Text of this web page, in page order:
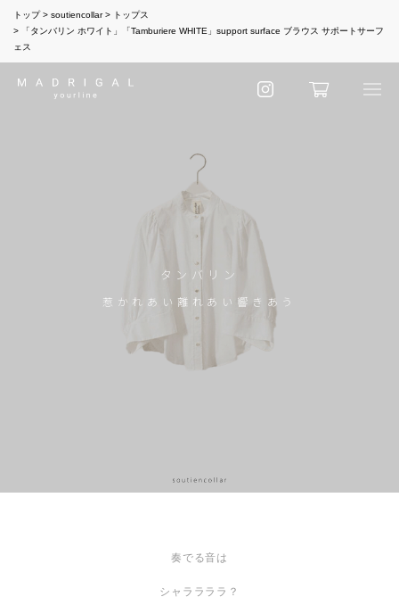
トップ soutiencollar
トップス
「タンバリン ホワイト」「Tamburiere WHITE」support surface ブラウス サポートサーフ
ェス
タンバリン
惹かれあい離れあい響きあう
奏でる音は
シャララララ？